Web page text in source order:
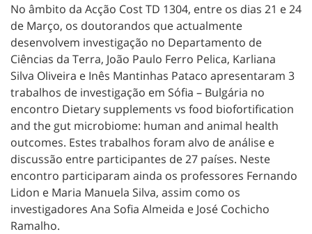
No âmbito da Acção Cost TD 1304, entre os dias 21 e 24
de Março, os doutorandos que actualmente
desenvolvem investigação no Departamento de
Ciências da Terra, João Paulo Ferro Pelica, Karliana
Silva Oliveira e Inês Mantinhas Pataco apresentaram 3
trabalhos de investigação em Sófia – Bulgária no
encontro Dietary supplements vs food biofortification
and the gut microbiome: human and animal health
outcomes. Estes trabalhos foram alvo de análise e
discussão entre participantes de 27 países. Neste
encontro participaram ainda os professores Fernando
Lidon e Maria Manuela Silva, assim como os
investigadores Ana Sofia Almeida e José Cochicho
Ramalho.